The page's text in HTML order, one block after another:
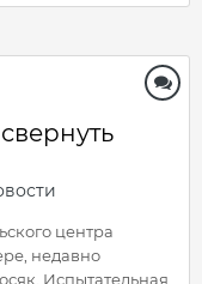
центра
недавно
Испытательная